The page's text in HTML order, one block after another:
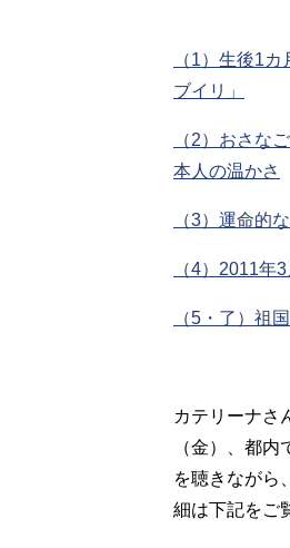
（1）生後1
ブイリ」
（2）おさな
本人の温かさ
（3）運命的
（4）2011
（5・了）祖
カテリーナさ
（金）、都
を聴きながら
細は下記をご